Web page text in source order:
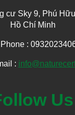
cư Sky 9, Phú
Hồ Chí Minh
Phone :
:
Us